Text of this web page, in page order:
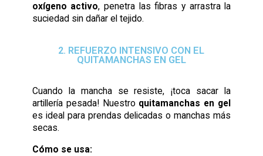
oxígeno activo, penetra las fibras y arrastra la
suciedad sin dañar el tejido.
2. REFUERZO INTENSIVO CON EL
QUITAMANCHAS EN GEL
Cuando la mancha se resiste, ¡toca sacar la
artillería pesada! Nuestro quitamanchas en gel
es ideal para prendas delicadas o manchas más
secas.
Cómo se usa: